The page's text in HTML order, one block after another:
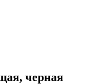
черная